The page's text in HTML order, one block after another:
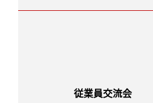
従業員交流会